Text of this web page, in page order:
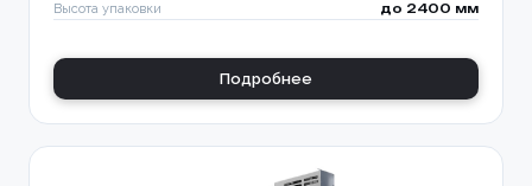
Высота упаковки до 2400 мм
Подробнее